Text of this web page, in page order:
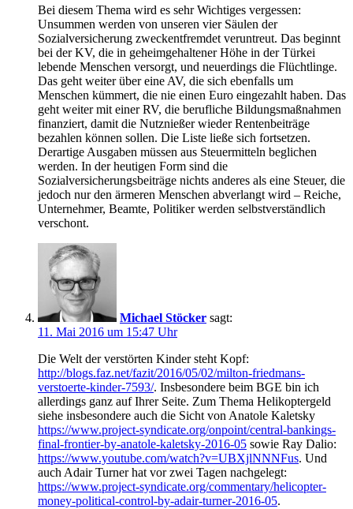
Bei diesem Thema wird es sehr Wichtiges vergessen:
Unsummen werden von unseren vier Säulen der
Sozialversicherung zweckentfremdet veruntreut. Das beginnt
bei der KV, die in geheimgehaltener Höhe in der Türkei
lebende Menschen versorgt, und neuerdings die Flüchtlinge.
Das geht weiter über eine AV, die sich ebenfalls um
Menschen kümmert, die nie einen Euro eingezahlt haben. Das
geht weiter mit einer RV, die berufliche Bildungsmaßnahmen
finanziert, damit die Nutznießer wieder Rentenbeiträge
bezahlen können sollen. Die Liste ließe sich fortsetzen.
Derartige Ausgaben müssen aus Steuermitteln beglichen
werden. In der heutigen Form sind die
Sozialversicherungsbeiträge nichts anderes als eine Steuer, die
jedoch nur den ärmeren Menschen abverlangt wird – Reiche,
Unternehmer, Beamte, Politiker werden selbstverständlich
verschont.
Michael Stöcker sagt:
11. Mai 2016 um 15:47 Uhr
Die Welt der verstörten Kinder steht Kopf:
http://blogs.faz.net/fazit/2016/05/02/milton-friedmans-
verstoerte-kinder-7593/. Insbesondere beim BGE bin ich
allerdings ganz auf Ihrer Seite. Zum Thema Helikoptergeld
siehe insbesondere auch die Sicht von Anatole Kaletsky
https://www.project-syndicate.org/onpoint/central-bankings-
final-frontier-by-anatole-kaletsky-2016-05 sowie Ray Dalio:
https://www.youtube.com/watch?v=UBXjlNNNFus. Und
auch Adair Turner hat vor zwei Tagen nachgelegt:
https://www.project-syndicate.org/commentary/helicopter-
money-political-control-by-adair-turner-2016-05.